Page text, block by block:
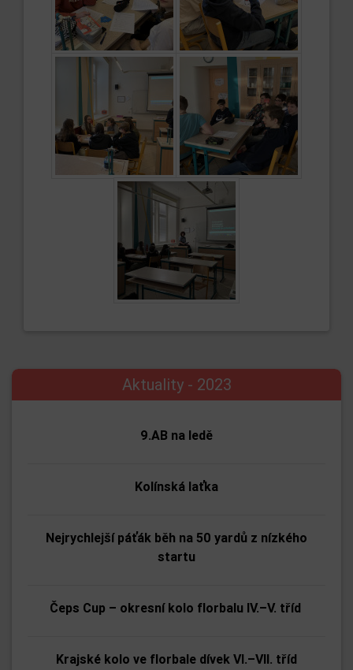
Aktuality - 2023
9.AB na ledě
Kolínská laťka
Nejrychlejší páťák běh na 50 yardů z nízkého
startu
Čeps Cup – okresní kolo florbalu IV.–V. tříd
Krajské kolo ve florbale dívek VI.–VII. tříd